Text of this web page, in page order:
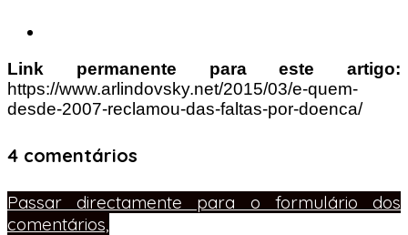
Link permanente para este artigo:
https://www.arlindovsky.net/2015/03/e-quem-
desde-2007-reclamou-das-faltas-por-doenca/
4 comentários
Passar directamente para o formulário dos
comentários,